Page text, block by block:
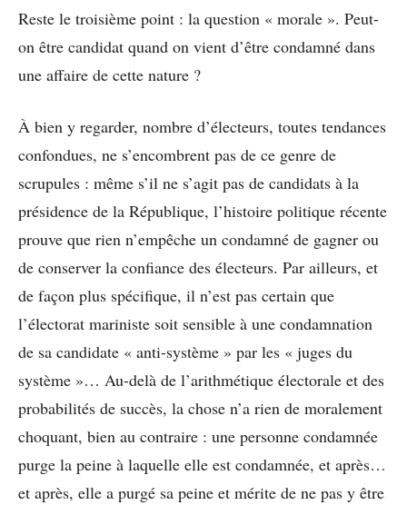
Reste le troisième point : la question « morale ». Peut-
on être candidat quand on vient d’être condamné dans
une affaire de cette nature ?
À bien y regarder, nombre d’électeurs, toutes tendances
confondues, ne s’encombrent pas de ce genre de
scrupules : même s’il ne s’agit pas de candidats à la
présidence de la République, l’histoire politique récente
prouve que rien n’empêche un condamné de gagner ou
de conserver la confiance des électeurs. Par ailleurs, et
de façon plus spécifique, il n’est pas certain que
l’électorat mariniste soit sensible à une condamnation
de sa candidate « anti-système » par les « juges du
système »… Au-delà de l’arithmétique électorale et des
probabilités de succès, la chose n’a rien de moralement
choquant, bien au contraire : une personne condamnée
purge la peine à laquelle elle est condamnée, et après…
et après, elle a purgé sa peine et mérite de ne pas y être